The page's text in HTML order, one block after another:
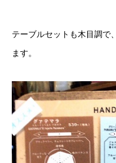
テーブルセットも木目調で
ます。